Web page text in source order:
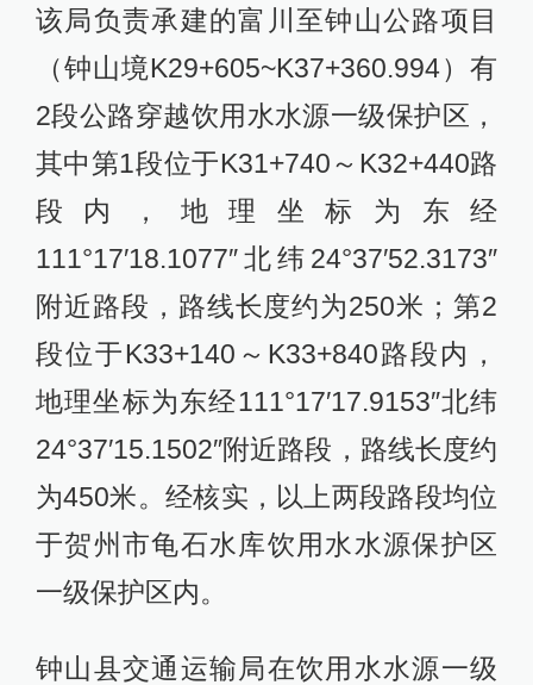
该局负责承建的富川至钟山公路项目
（钟山境K29+605~K37+360.994）有
2段公路穿越饮用水水源一级保护区，
其中第1段位于K31+740～K32+440路
段内，地理坐标为东经
111°17′18.1077″北纬24°37′52.3173″
附近路段，路线长度约为250米；第2
段位于K33+140～K33+840路段内，
地理坐标为东经111°17′17.9153″北纬
24°37′15.1502″附近路段，路线长度约
为450米。经核实，以上两段路段均位
于贺州市龟石水库饮用水水源保护区
一级保护区内。
钟山县交通运输局在饮用水水源一级